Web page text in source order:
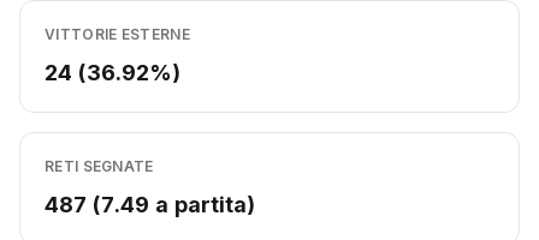
VITTORIE ESTERNE
24 (36.92%)
RETI SEGNATE
487 (7.49 a partita)